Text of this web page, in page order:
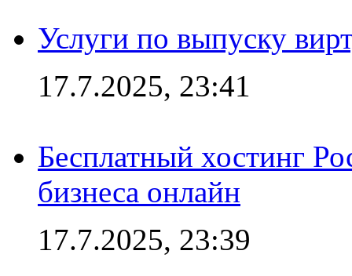
Услуги по выпуску
17.7.2025, 23:41
Бесплатный хостинг
бизнеса онлайн
17.7.2025, 23:39